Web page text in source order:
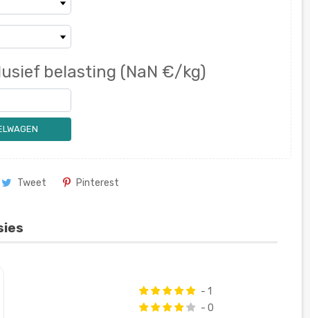
belasting (NaN €/kg)
Tweet Pinterest
- 1
- 0